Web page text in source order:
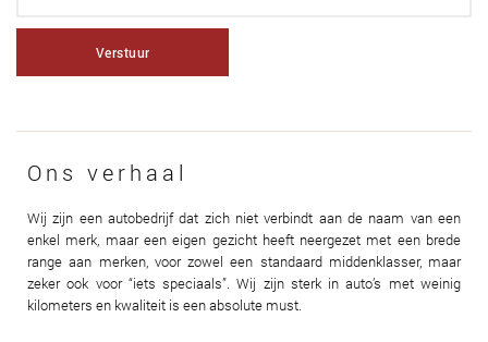
Verstuur
Ons verhaal
Wij zijn een autobedrijf dat zich niet verbindt aan de naam van een
enkel merk, maar een eigen gezicht heeft neergezet met een brede
range aan merken, voor zowel een standaard middenklasser, maar
zeker ook voor “iets speciaals”. Wij zijn sterk in auto’s met weinig
kilometers en kwaliteit is een absolute must.